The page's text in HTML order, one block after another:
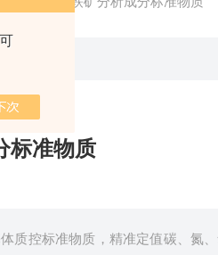
标准物质
质控标准物质，精准定值碳、氮